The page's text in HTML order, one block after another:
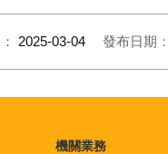
2025-03-04 發布日期：
機關業務